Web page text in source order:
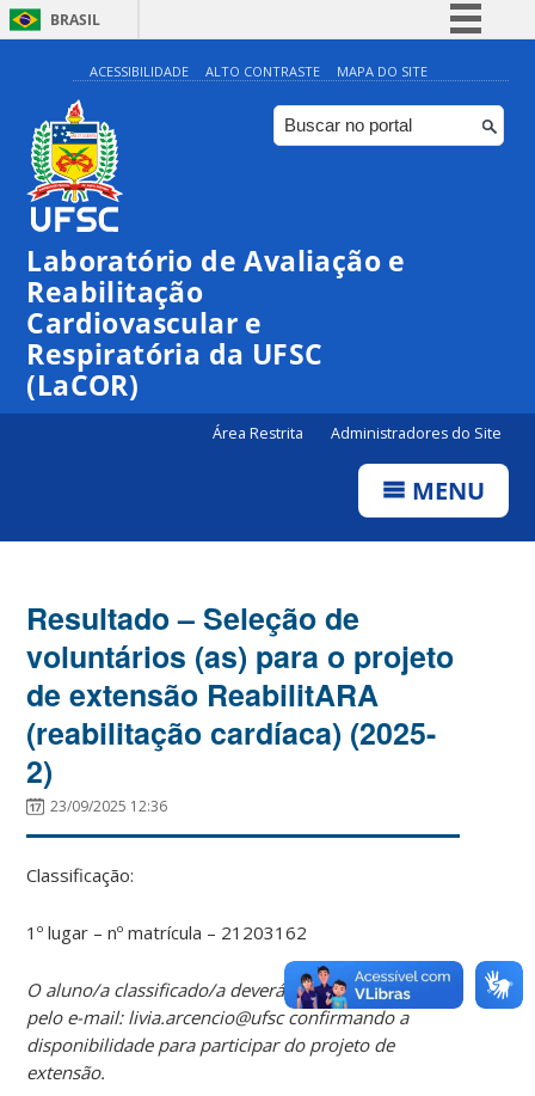
BRASIL
Simplifique!
Comunica BR
Participe
Canais
ACESSIBILIDADE ALTO CONTRASTE MAPA DO SITE
Laboratório de Avaliação e
Reabilitação
Cardiovascular e
Respiratória da UFSC
(LaCOR)
Área Restrita Administradores do Site
MENU
Resultado – Seleção de
voluntários (as) para o projeto
de extensão ReabilitARA
(reabilitação cardíaca) (2025-
2)
23/09/2025 12:36
Classificação:
1º lugar – nº matrícula – 21203162
O aluno/a classificado/a deverá entrar em contato
pelo e-mail: livia.arcencio@ufsc confirmando a
disponibilidade para participar do projeto de
extensão.